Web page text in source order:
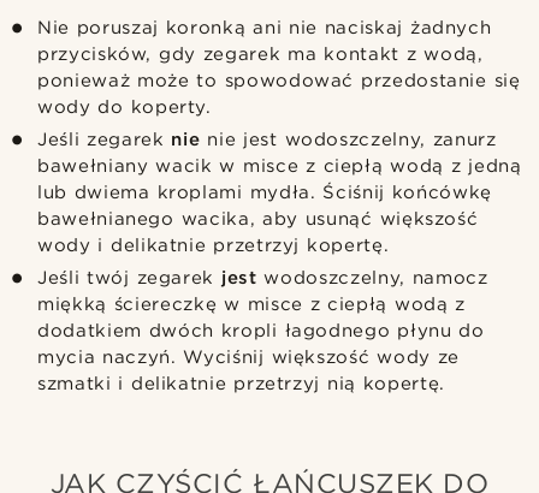
Nie poruszaj koronką ani nie naciskaj żadnych
przycisków, gdy zegarek ma kontakt z wodą,
ponieważ może to spowodować przedostanie się
wody do koperty.
Jeśli zegarek nie nie jest wodoszczelny, zanurz
bawełniany wacik w misce z ciepłą wodą z jedną
lub dwiema kroplami mydła. Ściśnij końcówkę
bawełnianego wacika, aby usunąć większość
wody i delikatnie przetrzyj kopertę.
Jeśli twój zegarek jest wodoszczelny, namocz
miękką ściereczkę w misce z ciepłą wodą z
dodatkiem dwóch kropli łagodnego płynu do
mycia naczyń. Wyciśnij większość wody ze
szmatki i delikatnie przetrzyj nią kopertę.
JAK CZYŚCIĆ ŁAŃCUSZEK DO